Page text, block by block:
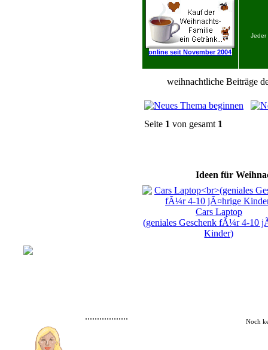
..................
online seit November 2004
Jeder
weihnachtliche Beiträge
Seite 1 von gesamt 1
Ideen für
Cars Laptop
(geniales Geschenk fÃ¼r 4-10
Kinder)
Noch